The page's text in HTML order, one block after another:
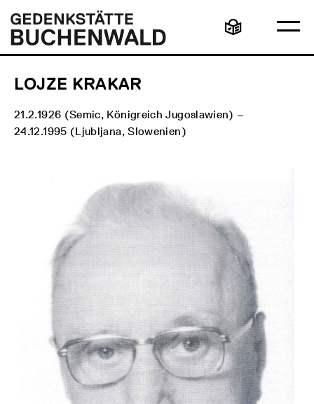
zum
Inhalt
Gedenkstätte
Buchenwald
Leichte
Sprache
LOJZE KRAKAR
21.2.1926 (Semic, Königreich Jugoslawien) –
24.12.1995 (Ljubljana, Slowenien)